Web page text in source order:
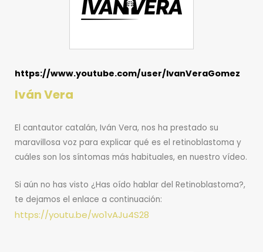
https://www.youtube.com/user/IvanVeraGomez
Iván Vera
El cantautor catalán, Iván Vera, nos ha prestado su
maravillosa voz para explicar qué es el retinoblastoma y
cuáles son los síntomas más habituales, en nuestro vídeo.
Si aún no has visto ¿Has oído hablar del Retinoblastoma?,
te dejamos el enlace a continuación:
https://youtu.be/wo1vAJu4S28